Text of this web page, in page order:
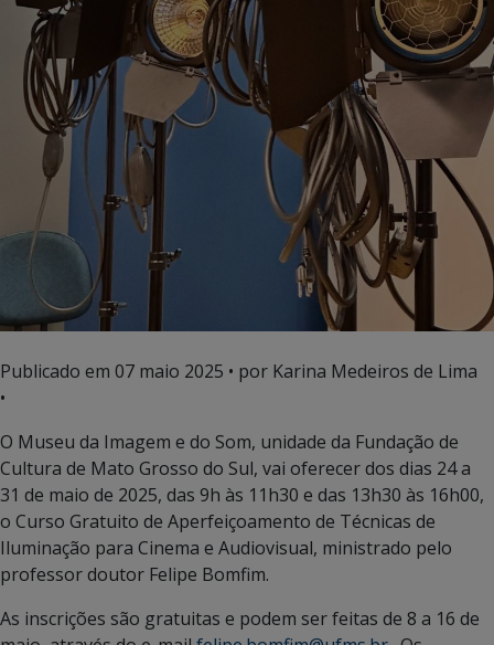
Publicado em 07 maio 2025 • por Karina Medeiros de Lima
•
O Museu da Imagem e do Som, unidade da Fundação de
Cultura de Mato Grosso do Sul, vai oferecer dos dias 24 a
31 de maio de 2025, das 9h às 11h30 e das 13h30 às 16h00,
o Curso Gratuito de Aperfeiçoamento de Técnicas de
Iluminação para Cinema e Audiovisual, ministrado pelo
professor doutor Felipe Bomfim.
As inscrições são gratuitas e podem ser feitas de 8 a 16 de